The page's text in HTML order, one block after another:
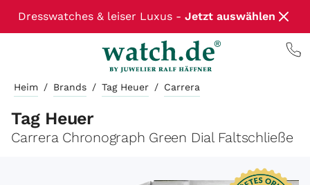
Dresswatches & leiser Luxus - Jetzt auswählen
Heim / Brands / Tag Heuer / Carrera
Tag Heuer
Carrera Chronograph Green Dial Faltschließe